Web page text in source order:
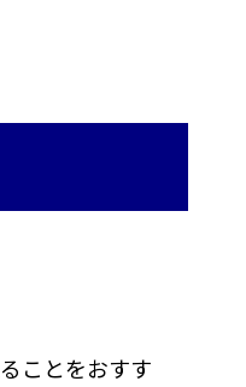
ことをおすす